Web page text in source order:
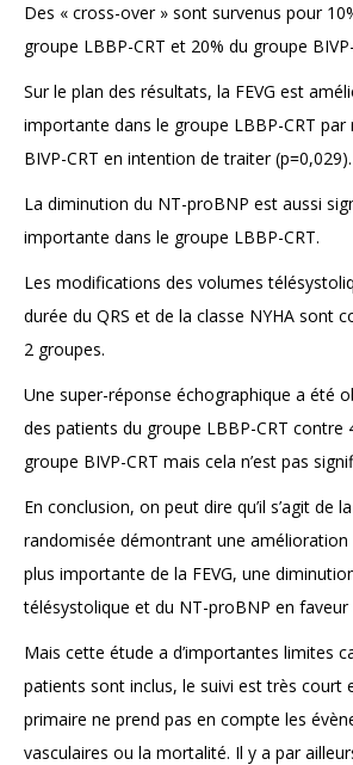
Des « cross-over » sont survenus pour
groupe LBBP-CRT et 20% du groupe
Sur le plan des résultats, la FEVG est
importante dans le groupe LBBP-CRT
BIVP-CRT en intention de traiter (p=0,029).
La diminution du NT-proBNP est aussi
importante dans le groupe LBBP-CRT.
Les modifications des volumes
durée du QRS et de la classe NYHA sont
2 groupes.
Une super-réponse échographique a été
des patients du groupe LBBP-CRT contre
groupe BIVP-CRT mais cela n’est pas
En conclusion, on peut dire qu’il s’agit de
randomisée démontrant une
plus importante de la FEVG, une
télésystolique et du NT-proBNP en faveur
Mais cette étude a d’importantes limites
patients sont inclus, le suivi est très court
primaire ne prend pas en compte les
vasculaires ou la mortalité. Il y a par